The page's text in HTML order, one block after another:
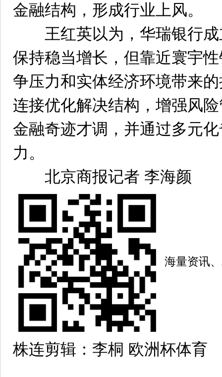
金融结构，形成行业上风。
王红英以为，华瑞银行成
保持稳当增长，但靠近寰宇
争压力和实体经济环境带来
连接优化解决结构，增强风
金融奇迹才调，并通过多元
力。
北京商报记者 李海颜
海量资讯
株连剪辑：李桐 欧洲杯体育